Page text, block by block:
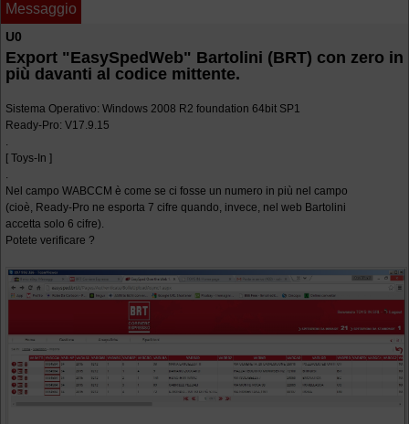
Messaggio
U0
Export "EasySpedWeb" Bartolini (BRT) con zero in
più davanti al codice mittente.
Sistema Operativo: Windows 2008 R2 foundation 64bit SP1
Ready-Pro: V17.9.15
.
[ Toys-In ]
.
Nel campo WABCCM è come se ci fosse un numero in più nel campo
(cioè, Ready-Pro ne esporta 7 cifre quando, invece, nel web Bartolini
accetta solo 6 cifre).
Potete verificare ?